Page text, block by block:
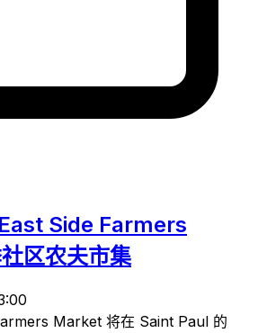
Side Farmers
区农夫市集
Market 将在 Saint Paul 的